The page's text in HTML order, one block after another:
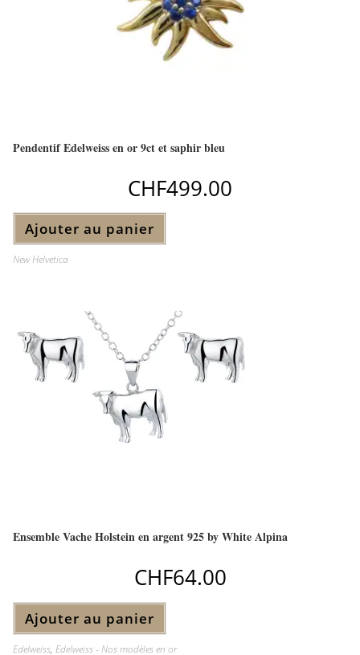
Pendentif Edelweiss en or 9ct et saphir bleu
CHF499.00
Ajouter au panier
New Helvetica
Ensemble Vache Holstein en argent 925 by White Alpina
CHF64.00
Ajouter au panier
Edelweiss,Edelweiss - Nos modèles en or